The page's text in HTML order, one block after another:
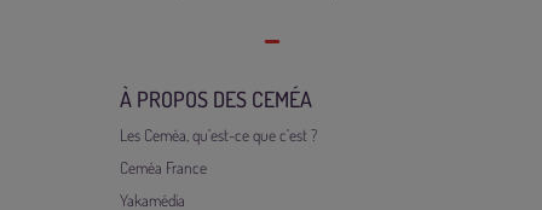
À PROPOS DES CEMÉA
Les Ceméa, qu’est-ce que c’est ?
Ceméa France
Yakamédia